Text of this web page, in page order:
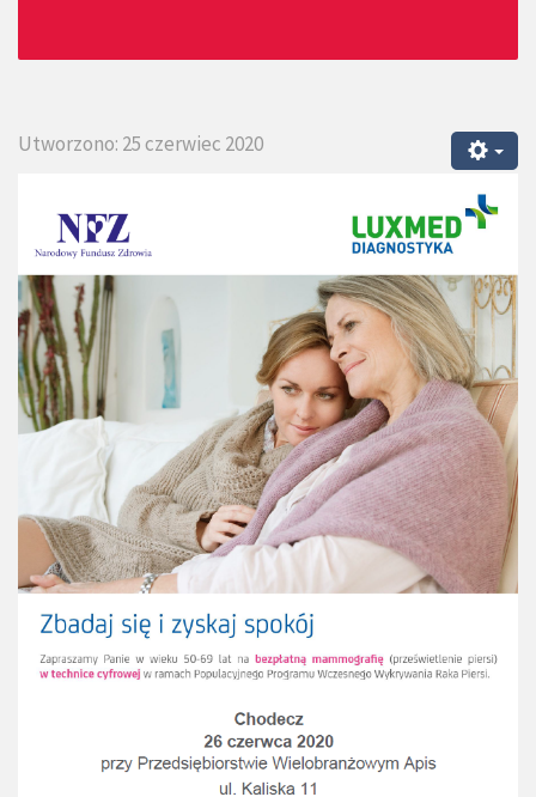
Utworzono: 25 czerwiec 2020